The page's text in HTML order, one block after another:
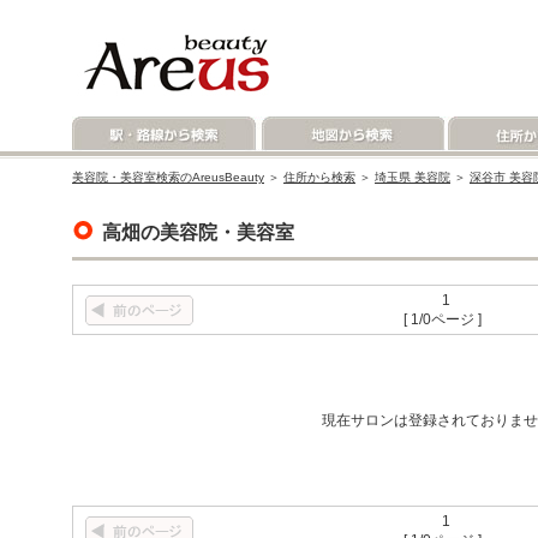
美容院・美容室検索のAreusBeauty ＞ 住所から検索 ＞ 埼玉県 美容院 ＞ 深谷市 美容
高畑の美容院・美容室
1
[ 1/0ページ ]
現在サロンは登録されておりま
1